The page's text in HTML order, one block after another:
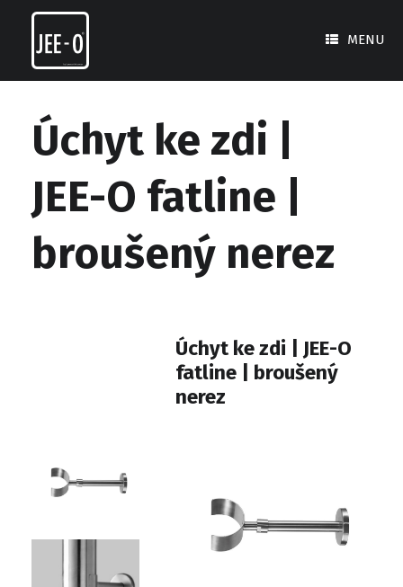
content
MENU
Úchyt ke zdi |
JEE-O fatline |
broušený nerez
Úchyt ke zdi | JEE-O
fatline | broušený
nerez